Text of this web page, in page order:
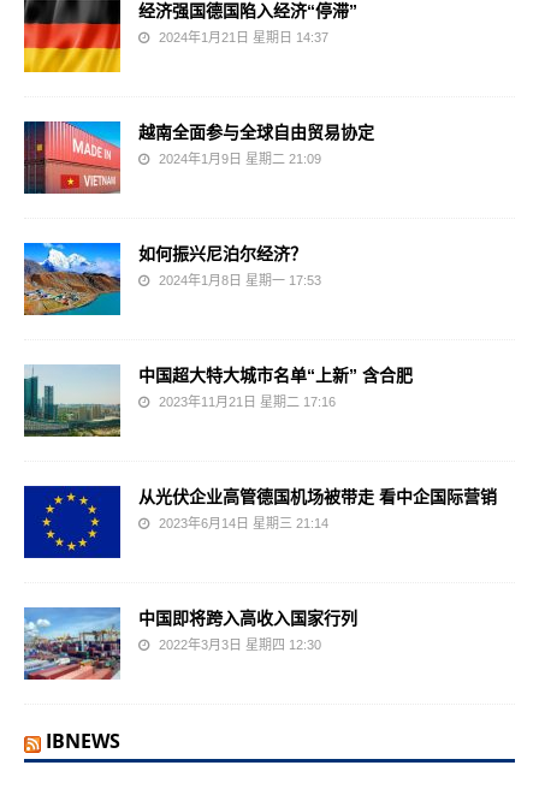
经济强国德国陷入经济“停滞”
2024年1月21日 星期日 14:37
越南全面参与全球自由贸易协定
2024年1月9日 星期二 21:09
如何振兴尼泊尔经济？
2024年1月8日 星期一 17:53
中国超大特大城市名单“上新” 含合肥
2023年11月21日 星期二 17:16
从光伏企业高管德国机场被带走 看中企国际营销
2023年6月14日 星期三 21:14
中国即将跨入高收入国家行列
2022年3月3日 星期四 12:30
IBNEWS